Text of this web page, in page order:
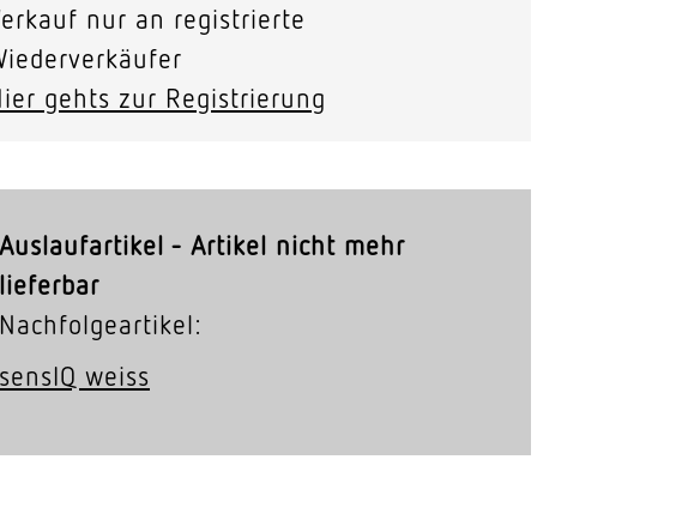
Sensorik Stras­sen­leuchten
Wand­leuchten
nur an registrierte
gehts zur Registrierung
Auslaufartikel - Artikel nicht mehr
lieferbar
Nachfolgeartikel:
sensIQ weiss